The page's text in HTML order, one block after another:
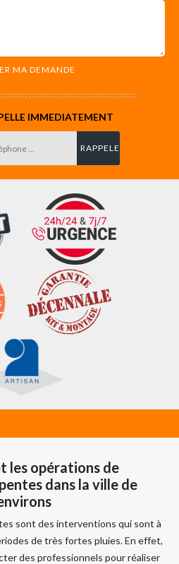
IMMEDIATEMENT
les opérations de
dans la ville de
sont des interventions qui sont à
de très fortes pluies. En effet,
des professionnels pour réaliser